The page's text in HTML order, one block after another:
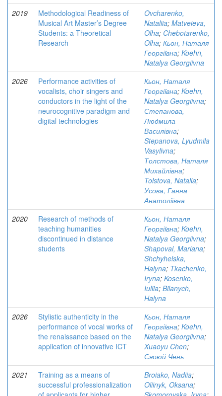
2019
Methodological Readiness of
Musical Art Master’s Degree
Students: а Theoretical
Research
Ovcharenko,
Nataliia; Matveieva,
Olha; Chebotarenko,
Olha; Кьон, Наталя
Георгіївна; Koehn,
Natalya Georgiivna
2026
Performance activities of
vocalists, choir singers and
conductors in the light of the
neurocognitive paradigm and
digital technologies
Кьон, Наталя
Георгіївна; Koehn,
Natalya Georgiivna;
Степанова,
Людмила
Василівна;
Stepanova, Lyudmila
Vasylivna;
Толстова, Наталя
Михайлівна;
Tolstova, Natalia;
Усова, Ганна
Анатоліївна
2020
Research of methods of
teaching humanities
discontinued in distance
students
Кьон, Наталя
Георгіївна; Koehn,
Natalya Georgiivna;
Shapoval, Mariana;
Shchyhelska,
Halyna; Tkachenko,
Iryna; Kosenko,
Iuliia; Bilanych,
Halyna
2026
Stylistic authenticity in the
performance of vocal works of
the renaissance based on the
application of innovative ICT
Кьон, Наталя
Георгіївна; Koehn,
Natalya Georgiivna;
Xuaoyu Chen;
Сяоюй Чень
2021
Training as a means of
successful professionalization
Broiako, Nadiia;
Oliinyk, Oksana;